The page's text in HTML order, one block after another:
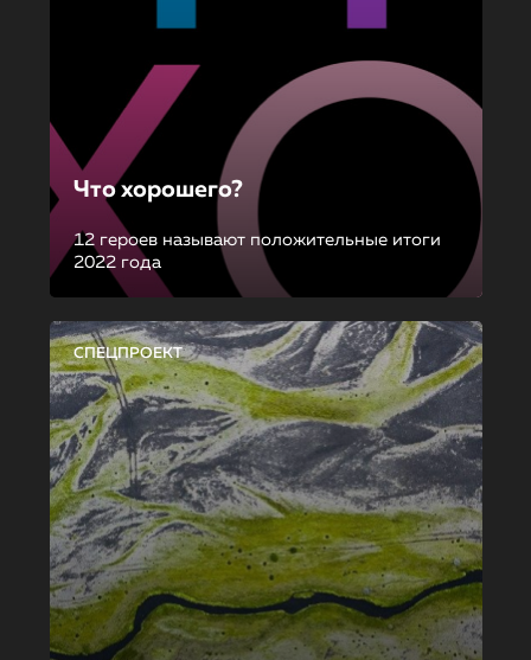
Что хорошего?
12 героев называют положительные итоги
2022 года
СПЕЦПРОЕКТ